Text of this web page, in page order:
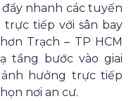
nhanh các tuyến
tiếp với sân bay
Trạch – TP HCM
tầng bước vào giai
hưởng trực tiếp
nơi an cư.